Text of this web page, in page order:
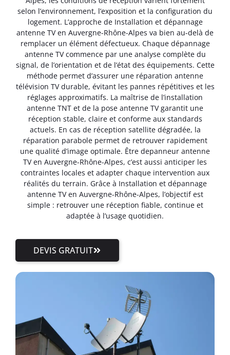
selon l’environnement, l’exposition et la configuration du
logement. L’approche de Installation et dépannage
antenne TV en Auvergne-Rhône-Alpes va bien au-delà de
remplacer un élément défectueux. Chaque dépannage
antenne TV commence par une analyse complète du
signal, de l’orientation et de l’état des équipements. Cette
méthode permet d’assurer une réparation antenne
télévision TV durable, évitant les pannes répétitives et les
réglages approximatifs. La maîtrise de l’installation
antenne TNT et de la pose antenne TV garantit une
réception stable, claire et conforme aux standards
actuels. En cas de réception satellite dégradée, la
réparation parabole permet de retrouver rapidement
une qualité d’image optimale. Être depanneur antenne
TV en Auvergne-Rhône-Alpes, c’est aussi anticiper les
contraintes locales et adapter chaque intervention aux
réalités du terrain. Grâce à Installation et dépannage
antenne TV en Auvergne-Rhône-Alpes, l’objectif est
simple : retrouver une réception fiable, continue et
adaptée à l’usage quotidien.
DEVIS GRATUIT